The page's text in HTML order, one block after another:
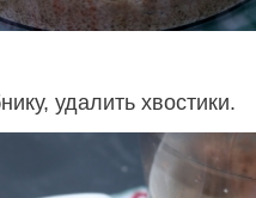
удалить хвостики.